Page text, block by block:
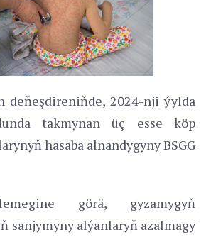
deňeşdireniňde, 2024-nji ýylda
takmynan üç esse köp
hasaba alnandygyny BSGG
görä, gyzamygyň
sanjymyny alýanlaryň azalmagy